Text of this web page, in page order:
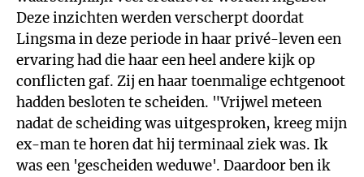
Deze inzichten werden verscherpt doordat
Lingsma in deze periode in haar privé-leven een
ervaring had die haar een heel andere kijk op
conflicten gaf. Zij en haar toenmalige echtgenoot
hadden besloten te scheiden. "Vrijwel meteen
nadat de scheiding was uitgesproken, kreeg mijn
ex-man te horen dat hij terminaal ziek was. Ik
was een 'gescheiden weduwe'. Daardoor ben ik